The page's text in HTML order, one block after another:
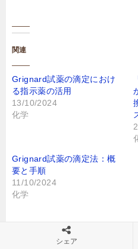
関連
Grignard試薬の滴定におけ
る指示薬の活用
13/10/2024
化学
Grignard試薬の滴定法：概
要と手順
11/10/2024
化学
合成レシピ
シェア